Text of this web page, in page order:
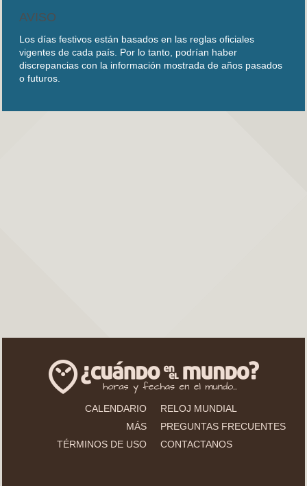
AVISO
Los días festivos están basados en las reglas oficiales
vigentes de cada país. Por lo tanto, podrían haber
discrepancias con la información mostrada de años pasados
o futuros.
CALENDARIO
RELOJ MUNDIAL
MÁS
PREGUNTAS FRECUENTES
TÉRMINOS DE USO
CONTACTANOS